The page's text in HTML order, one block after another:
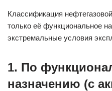
Классификация
только её функциональное
экстремальные условия
1. По
назначению (с